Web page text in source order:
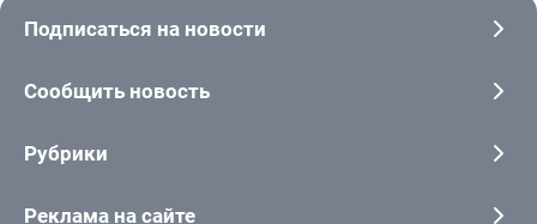
Подписаться на новости
Сообщить новость
Рубрики
Реклама на сайте